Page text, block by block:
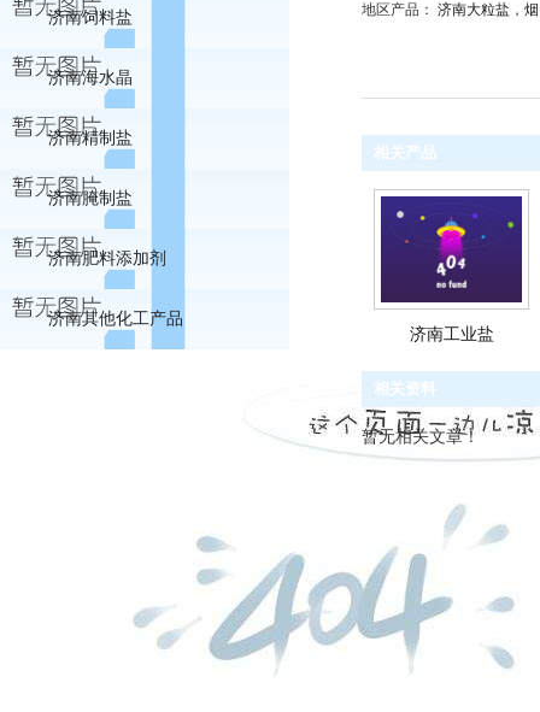
济南饲料盐
济南海水晶
济南精制盐
济南腌制盐
济南肥料添加剂
济南其他化工产品
地区产品： 济南大粒盐 ，
相关产品
济南工业盐
相关资料
暂无相关文章！